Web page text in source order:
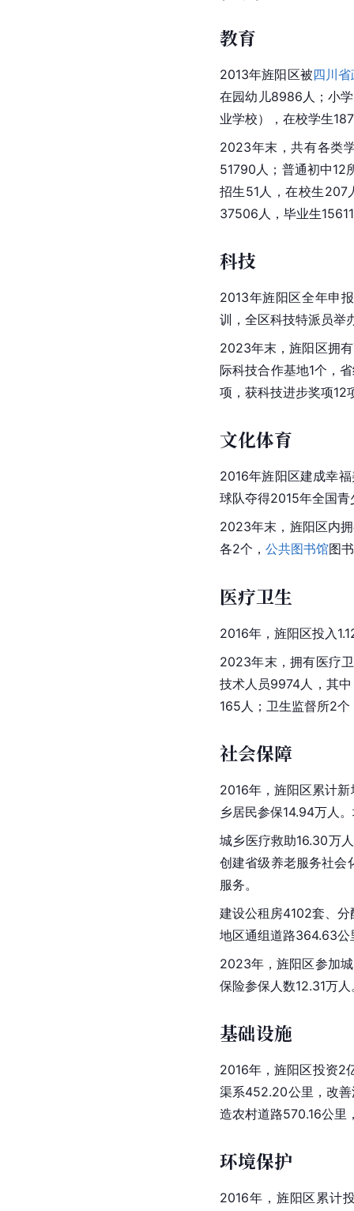
教育
2013年旌阳区被四川
在园幼儿8986人；小
业学校），在校学生
2023年末，共有各类
51790人；普通初中
招生51人，在校生207
37506人，毕业生
科技
2013年旌阳区全年申
训，全区科技特派员举
2023年末，旌阳区拥
际科技合作基地1个，
项，获科技进步奖项12
文化体育
2016年旌阳区建成幸
球队夺得2015年全国
2023年末，旌阳区内
各2个， 公共图书馆图
医疗卫生
2016年，旌阳区投入
2023年末，拥有医疗
技术人员9974人，其
165人；卫生监督所2
社会保障
2016年，旌阳区累计
乡居民参保14.94万人
城乡医疗救助16.30万
创建省级养老服务社会
服务。
建设公租房4102套、
地区通组道路364.63
2023年，旌阳区参加
保险参保人数12.31万
基础设施
2016年，旌阳区投资2
渠系452.20公里，改
造农村道路570.16公
环境保护
2016年，旌阳区累计